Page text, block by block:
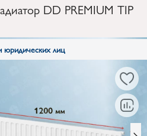
DD PREMIUM TIP
юридических лиц